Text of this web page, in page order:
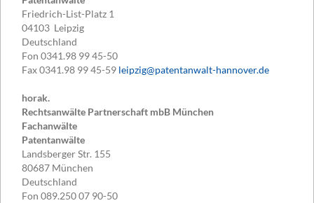
Friedrich-List-Platz 1
04103 Leipzig
Deutschland
Fon 0341.98 99 45-50
Fax0341.98 99 45-59 leipzig@patentanwalt-hannover.de
horak.
Rechtsanwälte Partnerschaft mbB München
Fachanwälte
Patentanwälte
Landsberger Str. 155
80687 München
Deutschland
Fon 089.250 07 90-50